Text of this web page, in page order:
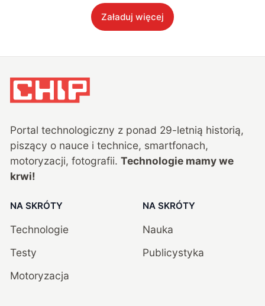
Załaduj więcej
Portal technologiczny z ponad 29-letnią historią,
piszący o nauce i technice, smartfonach,
motoryzacji, fotografii. Technologie mamy we
krwi!
NA SKRÓTY
Technologie
Testy
Motoryzacja
NA SKRÓTY
Nauka
Publicystyka